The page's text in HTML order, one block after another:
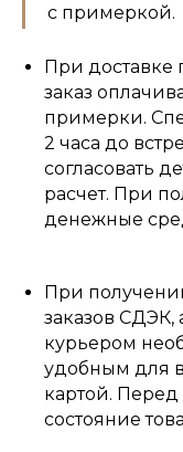
с примеркой.
При доставке
заказ
примерки.
2 часа до
согласовать
расчет. При
денежные
При
заказов СДЭК,
курьером
удобным для
картой.
состояние